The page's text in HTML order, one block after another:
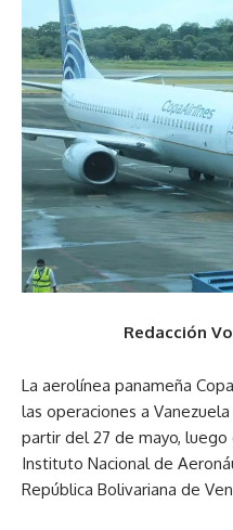
Redacción
La aerolínea panameña
las operaciones a
partir del 27 de mayo,
Instituto Nacional de
República Bolivariana de